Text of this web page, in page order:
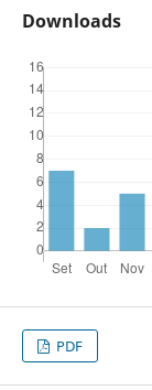
Downloads
PDF